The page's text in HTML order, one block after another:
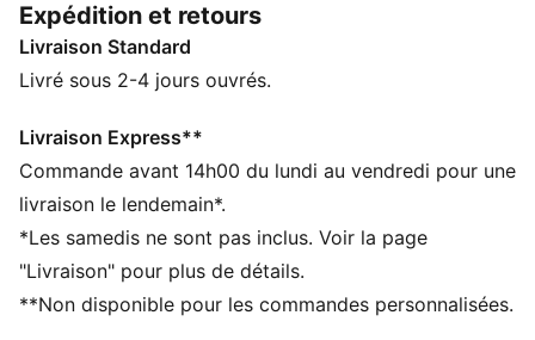
Confectionné avec un minimum de 20 % de coton
recyclé
DÉTAILS
Matériau principal : Jersey simple
Longueur normale
Col rond
Logos F1® et PUMA
Expédition et retours
Livraison Standard
Livré sous 2-4 jours ouvrés.
Livraison Express**
Commande avant 14h00 du lundi au vendredi pour une
livraison le lendemain*.
*Les samedis ne sont pas inclus. Voir la page
"Livraison" pour plus de détails.
**Non disponible pour les commandes personnalisées.